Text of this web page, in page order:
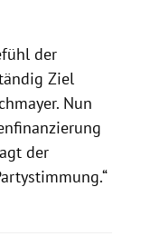
der
Ziel
Nun
der